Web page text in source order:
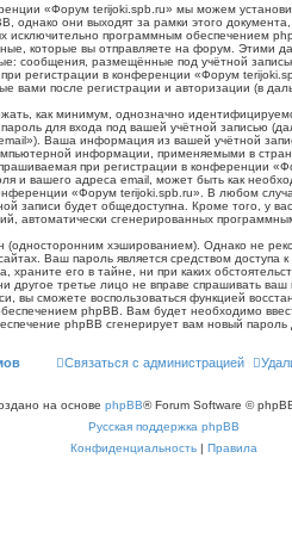
«Форум terijoki.spb.ru» мы можем
однако они выходят за рамки этого документа,
исключительно программным обеспечением
которые вы отправляете на форум. Этими
сообщения, размещённые под учётной
регистрации в конференции «Форум
вами после регистрации и авторизации (в
как минимум, однозначно
для входа под вашей учётной записью
Ваша информация из вашей учётной
информации, применяемыми в
при регистрации в конференции
и вашего адреса email, может быть как
«Форум terijoki.spb.ru». В любом
записи будет общедоступна. Кроме того, у
автоматически сгенерированных
хэшированием). Однако не
Ваш пароль является средством
храните его в тайне, ни при каких
другое третье лицо не вправе спрашивать
вы сможете воспользоваться функцией
phpBB. Вам будет необходимо
phpBB сгенерирует вам новый
Связаться с администрацией
на основе phpBB® Forum Software ©
Русская поддержка phpBB
Конфиденциальность | Правила